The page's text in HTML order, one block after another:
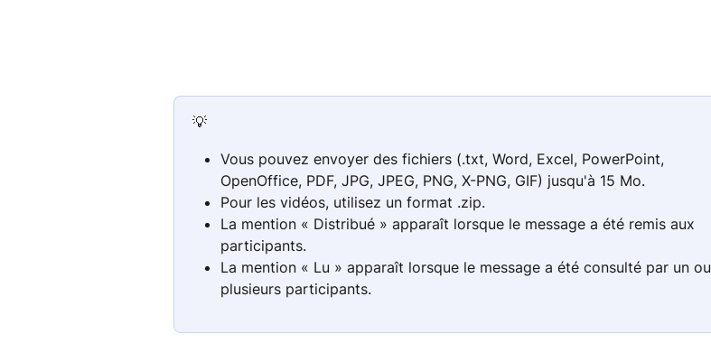
💡
Vous pouvez envoyer des fichiers (.txt, Word, Excel, PowerPoint,
OpenOffice, PDF, JPG, JPEG, PNG, X-PNG, GIF) jusqu'à 15 Mo.
Pour les vidéos, utilisez un format .zip.
La mention « Distribué » apparaît lorsque le message a été remis aux
participants.
La mention « Lu » apparaît lorsque le message a été consulté par un ou
plusieurs participants.